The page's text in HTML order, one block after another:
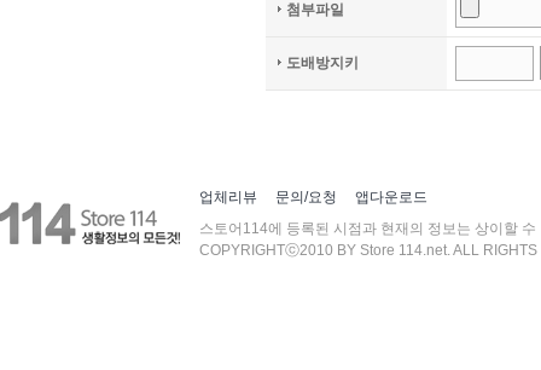
첨부파일
도배방지키
업체리뷰 문의/요청
앱다운로드
스토어114에 등록된 시점과 현재의 정보는 상이할
COPYRIGHTⓒ2010 BY Store 114.net. ALL